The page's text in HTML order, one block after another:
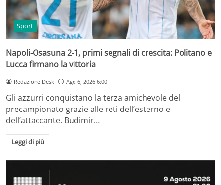
Sport
Napoli-Osasuna 2-1, primi segnali di crescita: Politano e
Lucca firmano la vittoria
Redazione Desk Ago 6, 2026 6:00
Gli azzurri conquistano la terza amichevole del
precampionato grazie alle reti dell’esterno e
dell’attaccante. Budimir…
Leggi di più